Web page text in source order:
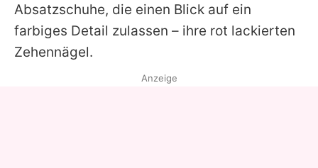
Absatzschuhe, die einen Blick auf ein
farbiges Detail zulassen – ihre rot lackierten
Zehennägel.
Anzeige